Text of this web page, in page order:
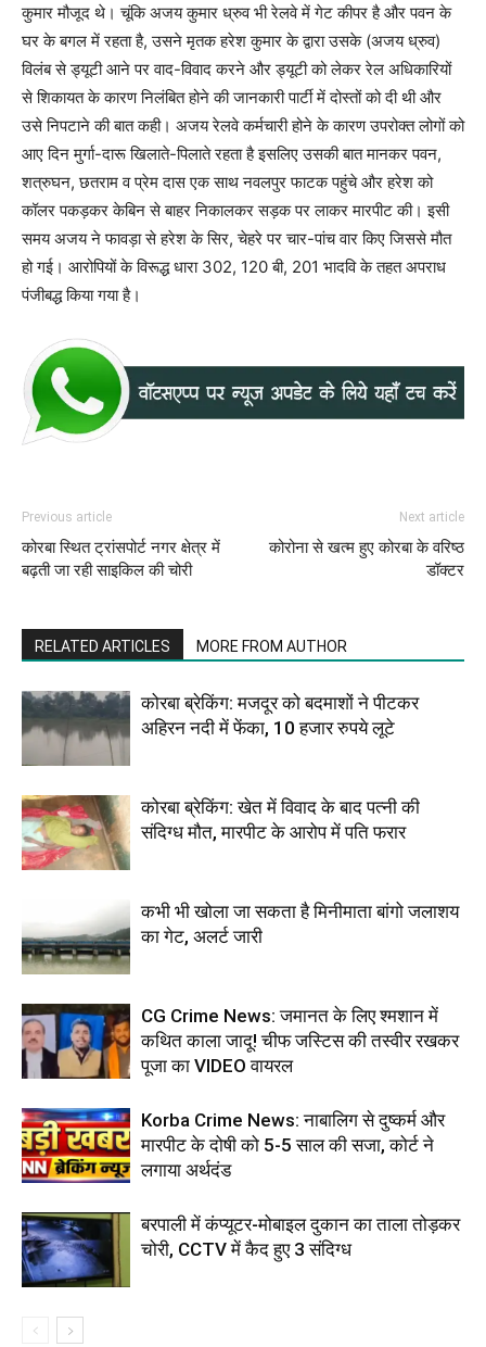
कुमार मौजूद थे। चूंकि अजय कुमार ध्रुव भी रेलवे में गेट कीपर है और पवन के
घर के बगल में रहता है, उसने मृतक हरेश कुमार के द्वारा उसके (अजय ध्रुव)
विलंब से ड्यूटी आने पर वाद-विवाद करने और ड्यूटी को लेकर रेल अधिकारियों
से शिकायत के कारण निलंबित होने की जानकारी पार्टी में दोस्तों को दी थी और
उसे निपटाने की बात कही। अजय रेलवे कर्मचारी होने के कारण उपरोक्त लोगों को
आए दिन मुर्गा-दारू खिलाते-पिलाते रहता है इसलिए उसकी बात मानकर पवन,
शत्रुघन, छतराम व प्रेम दास एक साथ नवलपुर फाटक पहुंचे और हरेश को
कॉलर पकड़कर केबिन से बाहर निकालकर सड़क पर लाकर मारपीट की। इसी
समय अजय ने फावड़ा से हरेश के सिर, चेहरे पर चार-पांच वार किए जिससे मौत
हो गई। आरोपियों के विरूद्ध धारा 302, 120 बी, 201 भादवि के तहत अपराध
पंजीबद्ध किया गया है।
Previous article
कोरबा स्थित ट्रांसपोर्ट नगर क्षेत्र में
बढ़ती जा रही साइकिल की चोरी
Next article
कोरोना से खत्म हुए कोरबा के वरिष्ठ
डॉक्टर
RELATED ARTICLES MORE FROM AUTHOR
कोरबा ब्रेकिंग: मजदूर को बदमाशों ने पीटकर
अहिरन नदी में फेंका, 10 हजार रुपये लूटे
कोरबा ब्रेकिंग: खेत में विवाद के बाद पत्नी की
संदिग्ध मौत, मारपीट के आरोप में पति फरार
कभी भी खोला जा सकता है मिनीमाता बांगो जलाशय
का गेट, अलर्ट जारी
CG Crime News: जमानत के लिए श्मशान में
कथित काला जादू! चीफ जस्टिस की तस्वीर रखकर
पूजा का VIDEO वायरल
Korba Crime News: नाबालिग से दुष्कर्म और
मारपीट के दोषी को 5-5 साल की सजा, कोर्ट ने
लगाया अर्थदंड
बरपाली में कंप्यूटर-मोबाइल दुकान का ताला तोड़कर
चोरी, CCTV में कैद हुए 3 संदिग्ध